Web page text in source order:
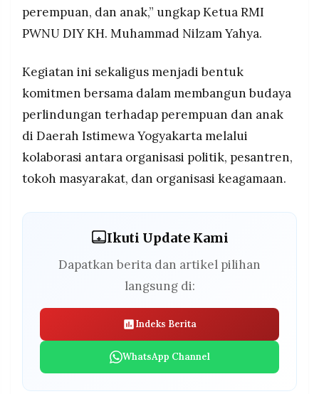
perempuan, dan anak,” ungkap Ketua RMI
PWNU DIY KH. Muhammad Nilzam Yahya.
Kegiatan ini sekaligus menjadi bentuk
komitmen bersama dalam membangun budaya
perlindungan terhadap perempuan dan anak
di Daerah Istimewa Yogyakarta melalui
kolaborasi antara organisasi politik, pesantren,
tokoh masyarakat, dan organisasi keagamaan.
Ikuti Update Kami
Dapatkan berita dan artikel pilihan
langsung di:
Indeks Berita
WhatsApp Channel